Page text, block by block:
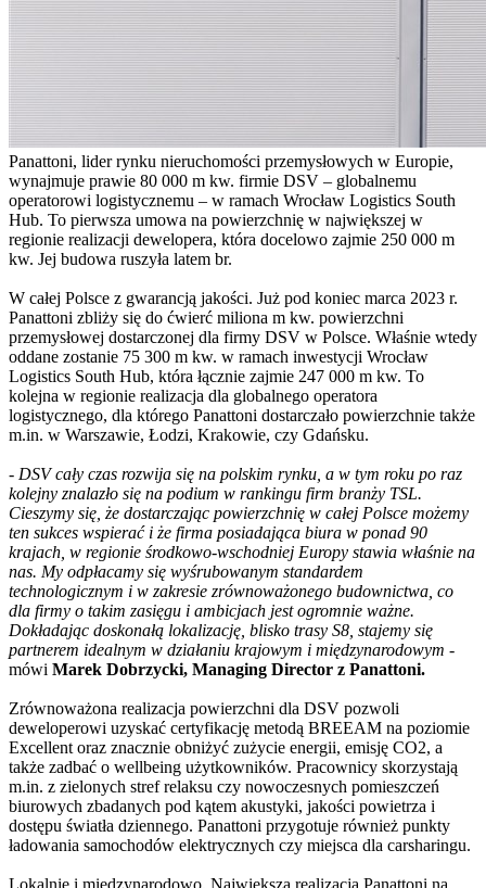
Panattoni, lider rynku nieruchomości przemysłowych w Europie,
wynajmuje prawie 80 000 m kw. firmie DSV – globalnemu
operatorowi logistycznemu – w ramach Wrocław Logistics South
Hub. To pierwsza umowa na powierzchnię w największej w
regionie realizacji dewelopera, która docelowo zajmie 250 000 m
kw. Jej budowa ruszyła latem br.
W całej Polsce z gwarancją jakości. Już pod koniec marca 2023 r.
Panattoni zbliży się do ćwierć miliona m kw. powierzchni
przemysłowej dostarczonej dla firmy DSV w Polsce. Właśnie wtedy
oddane zostanie 75 300 m kw. w ramach inwestycji Wrocław
Logistics South Hub, która łącznie zajmie 247 000 m kw. To
kolejna w regionie realizacja dla globalnego operatora
logistycznego, dla którego Panattoni dostarczało powierzchnie także
m.in. w Warszawie, Łodzi, Krakowie, czy Gdańsku.
- DSV cały czas rozwija się na polskim rynku, a w tym roku po raz
kolejny znalazło się na podium w rankingu firm branży TSL.
Cieszymy się, że dostarczając powierzchnię w całej Polsce możemy
ten sukces wspierać i że firma posiadająca biura w ponad 90
krajach, w regionie środkowo-wschodniej Europy stawia właśnie na
nas. My odpłacamy się wyśrubowanym standardem
technologicznym i w zakresie zrównoważonego budownictwa, co
dla firmy o takim zasięgu i ambicjach jest ogromnie ważne.
Dokładając doskonałą lokalizację, blisko trasy S8, stajemy się
partnerem idealnym w działaniu krajowym i międzynarodowym -
mówi Marek Dobrzycki, Managing Director z Panattoni.
Zrównoważona realizacja powierzchni dla DSV pozwoli
deweloperowi uzyskać certyfikację metodą BREEAM na poziomie
Excellent oraz znacznie obniżyć zużycie energii, emisję CO2, a
także zadbać o wellbeing użytkowników. Pracownicy skorzystają
m.in. z zielonych stref relaksu czy nowoczesnych pomieszczeń
biurowych zbadanych pod kątem akustyki, jakości powietrza i
dostępu światła dziennego. Panattoni przygotuje również punkty
ładowania samochodów elektrycznych czy miejsca dla carsharingu.
Lokalnie i międzynarodowo. Największa realizacja Panattoni na